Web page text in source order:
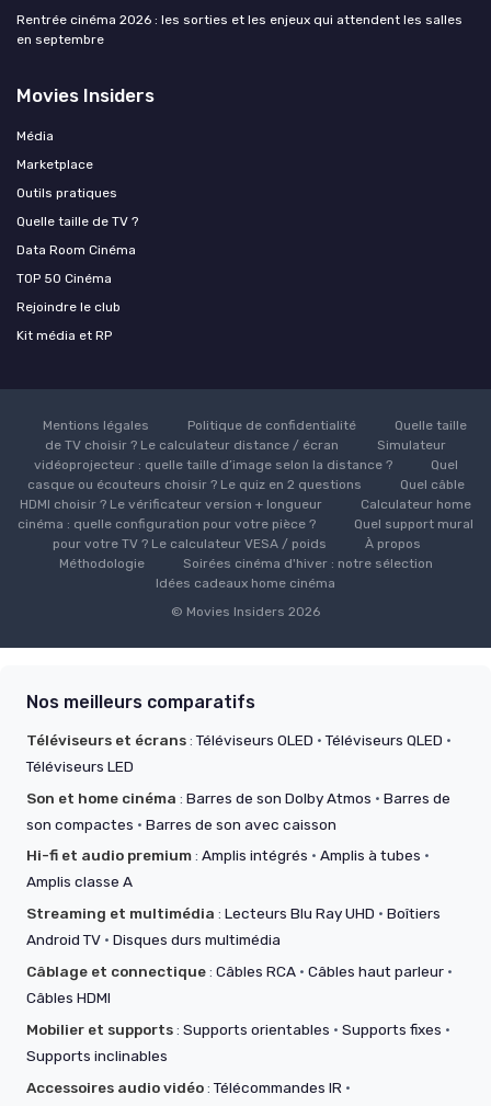
Rentrée cinéma 2026 : les sorties et les enjeux qui attendent les salles
en septembre
Movies Insiders
Média
Marketplace
Outils pratiques
Quelle taille de TV ?
Data Room Cinéma
TOP 50 Cinéma
Rejoindre le club
Kit média et RP
Mentions légales Politique de confidentialité
Quelle taille
de TV choisir ? Le calculateur distance / écran
Simulateur
vidéoprojecteur : quelle taille d’image selon la distance ?
Quel
casque ou écouteurs choisir ? Le quiz en 2 questions
Quel câble
HDMI choisir ? Le vérificateur version + longueur
Calculateur home
cinéma : quelle configuration pour votre pièce ?
Quel support mural
pour votre TV ? Le calculateur VESA / poids
À propos
Méthodologie
Soirées cinéma d'hiver : notre sélection
Idées cadeaux home cinéma
© Movies Insiders 2026
Nos meilleurs comparatifs
Téléviseurs et écrans:Téléviseurs OLED ·Téléviseurs QLED ·
Téléviseurs LED
Son et home cinéma : Barres de son Dolby Atmos · Barres de
son compactes · Barres de son avec caisson
Hi-fi et audio premium: Amplis intégrés · Amplis à tubes ·
Amplis classe A
Streaming et multimédia : Lecteurs Blu Ray UHD · Boîtiers
Android TV · Disques durs multimédia
Câblage et connectique: Câbles RCA · Câbles haut parleur ·
Câbles HDMI
Mobilier et supports: Supports orientables · Supports fixes ·
Supports inclinables
Accessoires audio vidéo:Télécommandes IR ·